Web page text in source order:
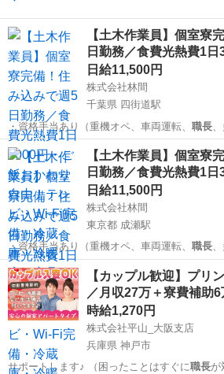
【土木作業員】個室寮
日勤務／食費光熱費1
日給11,500円
株式会社林間
千葉県 四街道駅
・資格手当あり（重機オペ、車両運転、 職長、
支援あり ・日…
千葉 四街道駅 大工
【土木作業員】個室寮
日勤務／食費光熱費1
日給11,500円
株式会社林間
東京都 成瀬駅
・資格手当あり（重機オペ、車両運転、 職長、
支援あり ・日…
東京 町田市 成瀬駅 大工
【カップル歓迎】プリ
／月収27万＋寮費補助6
時給1,270円
株式会社平山_大阪支店
兵庫県 神戸市
サポートします♪ （困ったことはすぐに職長が